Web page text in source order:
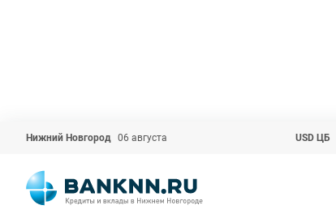
Нижний Новгород 06 августа USD ЦБ